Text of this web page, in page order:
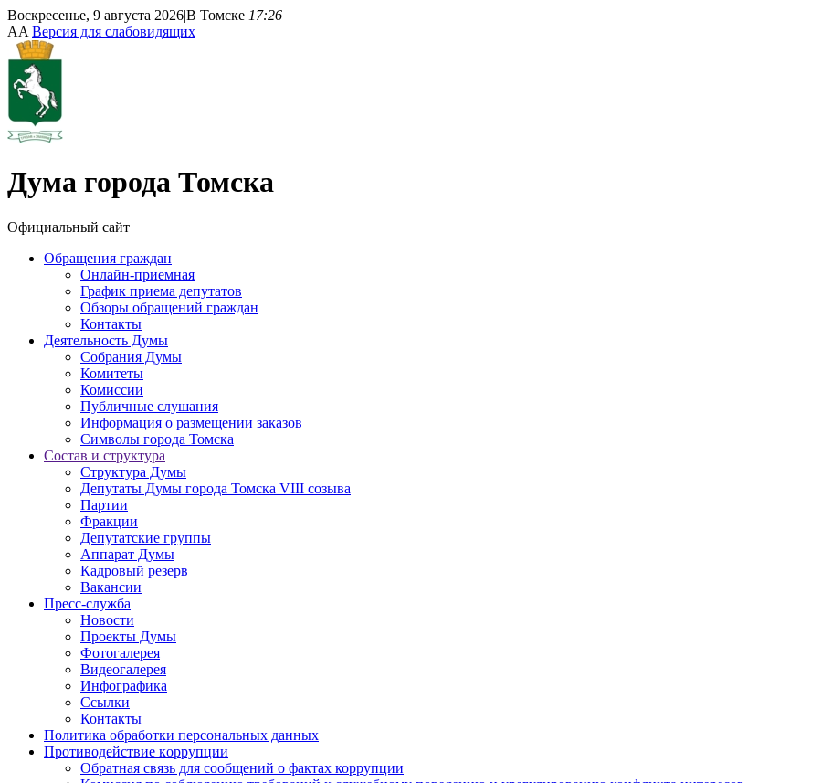
Воскресенье, 9 августа 2026|В Томске 17:26
AA Версия для слабовидящих
Дума города Томска
Официальный сайт
Обращения граждан
Онлайн-приемная
График приема депутатов
Обзоры обращений граждан
Контакты
Деятельность Думы
Собрания Думы
Комитеты
Комиссии
Публичные слушания
Информация о размещении заказов
Символы города Томска
Состав и структура
Структура Думы
Депутаты Думы города Томска VIII созыва
Партии
Фракции
Депутатские группы
Аппарат Думы
Кадровый резерв
Вакансии
Пресс-служба
Новости
Проекты Думы
Фотогалерея
Видеогалерея
Инфографика
Ссылки
Контакты
Политика обработки персональных данных
Прoтивoдeйствие кoрpупции
Обратная связь для сообщений о фактах коррупции